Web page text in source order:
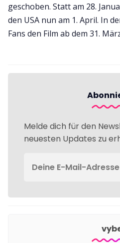
geschoben. Statt am 28.
den USA nun am 1. April. In
Fans den Film ab dem 31.
Melde dich für den
neuesten Updates zu